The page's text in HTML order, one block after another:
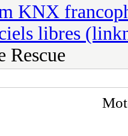
KNX
libres
Rescue